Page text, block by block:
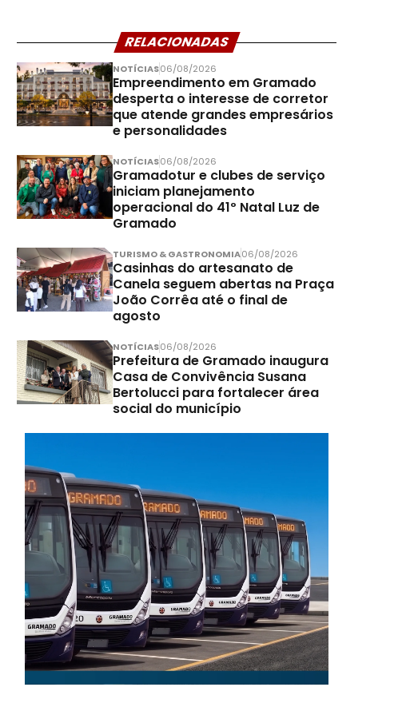
RELACIONADAS
NOTÍCIAS06/08/2026
Empreendimento em Gramado
desperta o interesse de corretor
que atende grandes empresários
e personalidades
NOTÍCIAS06/08/2026
Gramadotur e clubes de serviço
iniciam planejamento
operacional do 41º Natal Luz de
Gramado
TURISMO & GASTRONOMIA06/08/2026
Casinhas do artesanato de
Canela seguem abertas na Praça
João Corrêa até o final de
agosto
NOTÍCIAS06/08/2026
Prefeitura de Gramado inaugura
Casa de Convivência Susana
Bertolucci para fortalecer área
social do município